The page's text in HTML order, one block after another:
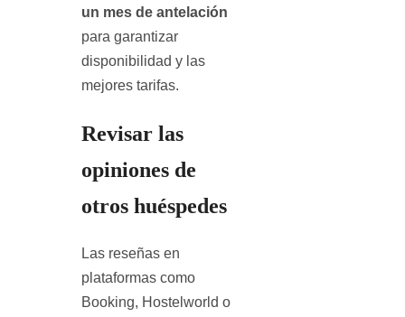
un mes de antelación
para garantizar
disponibilidad y las
mejores tarifas.
Revisar las
opiniones de
otros huéspedes
Las reseñas en
plataformas como
Booking, Hostelworld o